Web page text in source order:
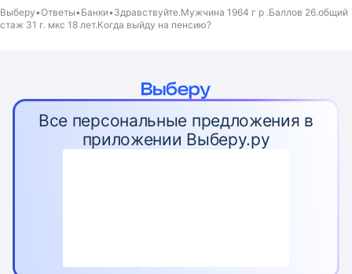
Выберу Ответы Банки Здравствуйте.Мужчина 1964 г р .Баллов 26.общий
стаж 31 г. мкс 18 лет.Когда выйду на пенсию?
Все персональные предложения в
приложении Выберу.ру